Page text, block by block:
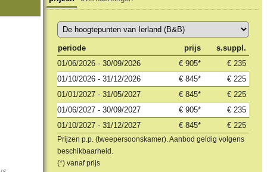
periode prijs
s.suppl.
01/06/2026 - 30/09/2026
€ 905*
€ 235
01/10/2026 - 31/12/2026
€ 845*
€ 225
01/01/2027 - 31/05/2027
€ 845*
€ 225
01/06/2027 - 30/09/2027
€ 905*
€ 235
01/10/2027 - 31/12/2027
€ 845* € 225
Prijzen p.p. (tweepersoonskamer). Aanbod geldig volgens
beschikbaarheid.
(*) vanaf prijs